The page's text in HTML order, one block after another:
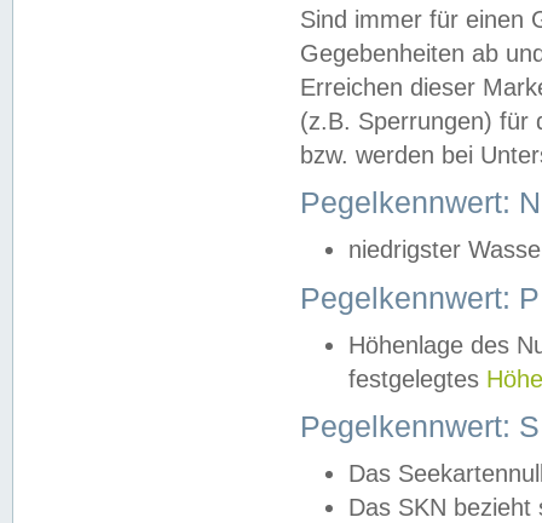
Sind immer für einen
Gegebenheiten ab
Erreichen dieser
(z.B. Sperrungen) für
bzw. werden bei
Pegelkennwert:
niedrigster
Pegelkennwert:
Höhenlage des
festgelegtes
Pegelkennwert:
Das
Das SKN